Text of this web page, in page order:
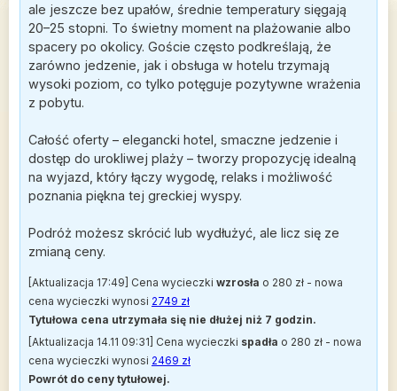
ale jeszcze bez upałów, średnie temperatury sięgają
20–25 stopni. To świetny moment na plażowanie albo
spacery po okolicy. Goście często podkreślają, że
zarówno jedzenie, jak i obsługa w hotelu trzymają
wysoki poziom, co tylko potęguje pozytywne wrażenia
z pobytu.
Całość oferty – elegancki hotel, smaczne jedzenie i
dostęp do urokliwej plaży – tworzy propozycję idealną
na wyjazd, który łączy wygodę, relaks i możliwość
poznania piękna tej greckiej wyspy.
Podróż możesz skrócić lub wydłużyć, ale licz się ze
zmianą ceny.
[Aktualizacja 17:49] Cena wycieczki wzrosła o 280 zł - nowa
cena wycieczki wynosi 2749 zł
Tytułowa cena utrzymała się nie dłużej niż 7 godzin.
[Aktualizacja 14.11 09:31] Cena wycieczki spadła o 280 zł - nowa
cena wycieczki wynosi 2469 zł
Powrót do ceny tytułowej.